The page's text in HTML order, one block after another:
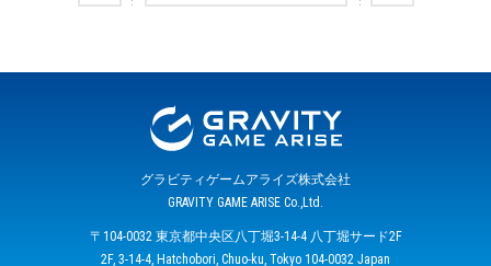
グラビティゲームアライズ株式会社
GRAVITY GAME ARISE Co.,Ltd.
〒104-0032 東京都中央区八丁堀3-14-4 八丁堀サード2F
2F, 3-14-4, Hatchobori, Chuo-ku, Tokyo 104-0032 Japan